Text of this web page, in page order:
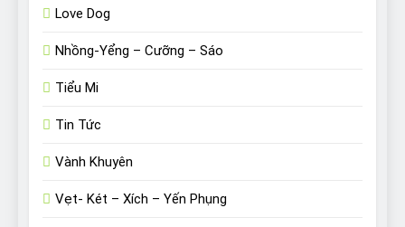
Love Dog
Nhồng-Yểng – Cưỡng – Sáo
Tiểu Mi
Tin Tức
Vành Khuyên
Vẹt- Két – Xích – Yến Phụng